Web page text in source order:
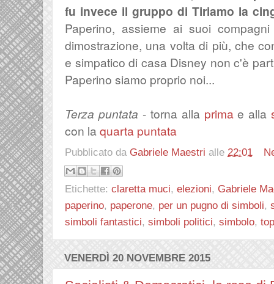
fu invece il gruppo di Tiriamo la
Paperino, assieme ai suoi
dimostrazione, una volta di più, che
e simpatico di casa Disney non c'è
Paperino siamo proprio noi...
Terza puntata - torna alla primae alla
con la quarta puntata
Pubblicato da Gabriele Maestri alle 22:01
Etichette: claretta muci, elezioni, Gabriele
paperino, paperone, per un pugno di simboli,
simboli fantastici, simboli politici, simbolo,
VENERDÌ 20 NOVEMBRE 2015